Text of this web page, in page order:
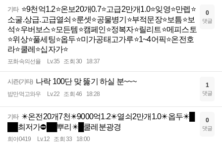
기타 ⭐️9천억1.2⭐️온보20개0.7⭐️고급2만개1.0⭐️잊영⭐️만렙⭐️
소굴.상급.고급열쇠⭐️룬셋⭐️공물병기⭐️부적문장⭐️보틈⭐️보
석⭐️우버보스⭐️모든템⭐️캠페인⭐️정복자⭐️릴리트⭐️메피스토
⭐️위상⭐️풀세팅⭐️옵두⭐️미가공태고가루⭐️1~4어픽⭐️온전호
라⭐️쿨레⭐️십자가⭐️
포화속의선율 Lv.35 조회 30 18:37
0
댓글
시즌(기타) 나락 100단 맞 뚫기 하실 분~~~
밥만먹고와우 Lv.22 조회 46 18:28
1
댓글
기타 ✴️온전20개7천✴️9000억1.2✴️열쇠2만개1.0✴️옵두✴️█
██최저가⛔██뿌리✴️█쿨레분광경
희야0419 Lv.12 조회 33 18:00
0
댓글